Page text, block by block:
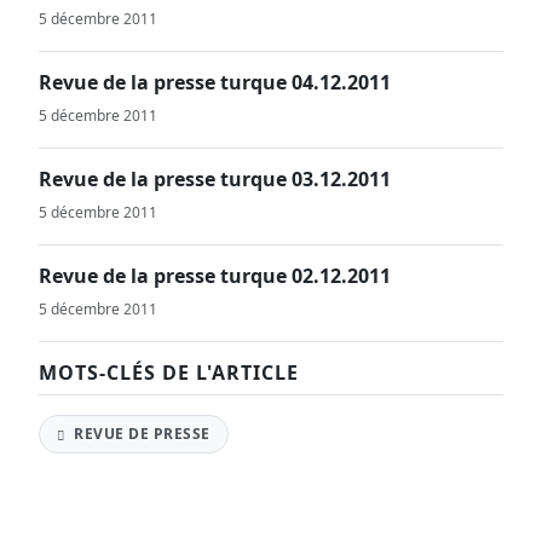
5 décembre 2011
Revue de la presse turque 04.12.2011
5 décembre 2011
Revue de la presse turque 03.12.2011
5 décembre 2011
Revue de la presse turque 02.12.2011
5 décembre 2011
MOTS-CLÉS DE L'ARTICLE
REVUE DE PRESSE